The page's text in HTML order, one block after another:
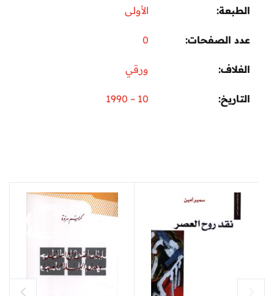
الطبعة الأولى
عدد الصفحات 0
الغلاف ورقي
التاريخ 10 – 1990